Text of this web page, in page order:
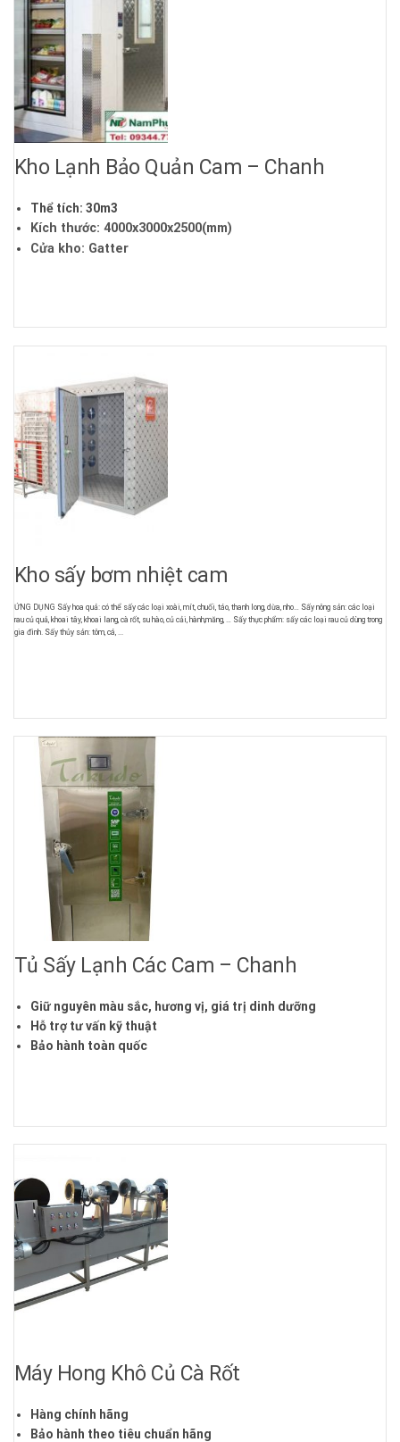
Kho Lạnh Bảo Quản Cam – Chanh
Thể tích: 30m3
Kích thước: 4000x3000x2500(mm)
Cửa kho: Gatter
Điện áp: 220V/1P/50Hz
Kho sấy bơm nhiệt cam
ỨNG DỤNG Sấy hoa quả: có thể sấy các loại xoài, mít, chuối, táo, thanh long, dừa, nho… Sấy nông sản: các loại
rau củ quả, khoai tây, khoai lang, cà rốt, su hào, củ cải, hành,măng, … Sấy thực phẩm: sấy các loại rau củ dùng trong
gia đình. Sấy thủy sản: tôm, cá, ...
Tủ Sấy Lạnh Các Cam – Chanh
Giữ nguyên màu sắc, hương vị, giá trị dinh dưỡng
Hỗ trợ tư vấn kỹ thuật
Bảo hành toàn quốc
Máy Hong Khô Củ Cà Rốt
Hàng chính hãng
Bảo hành theo tiêu chuẩn hãng